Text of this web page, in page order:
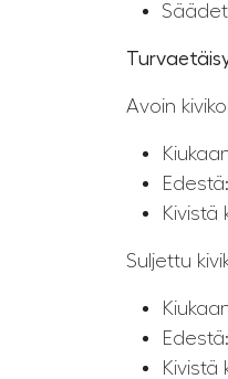
Avoin
Kivistä
Suljettu
Kivistä